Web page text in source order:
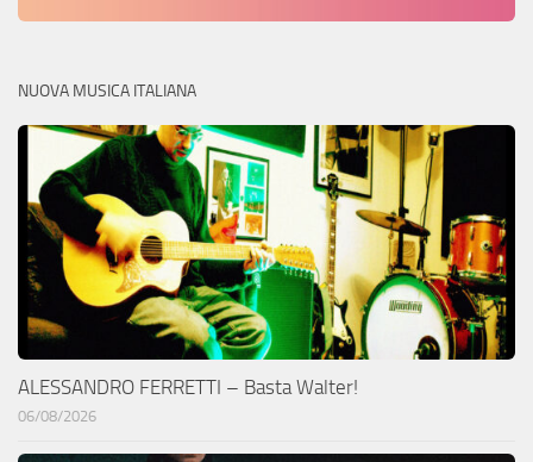
NUOVA MUSICA ITALIANA
ALESSANDRO FERRETTI – Basta Walter!
06/08/2026